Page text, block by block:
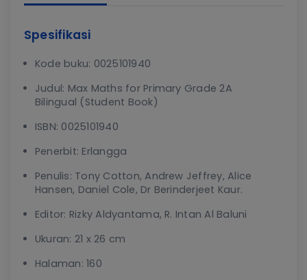
Spesifikasi
Kode buku: 0025101940
Judul: Max Maths for Primary Grade 2A
Bilingual (Student Book)
ISBN: 0025101940
Penerbit: Erlangga
Penulis: Tony Cotton, Andrew Jeffrey, Alice
Hansen, Daniel Cole, Dr Berinderjeet Kaur.
Editor: Rizky Aldyantama, R. Intan Al Baluni
Ukuran: 21 x 26 cm
Halaman: 160